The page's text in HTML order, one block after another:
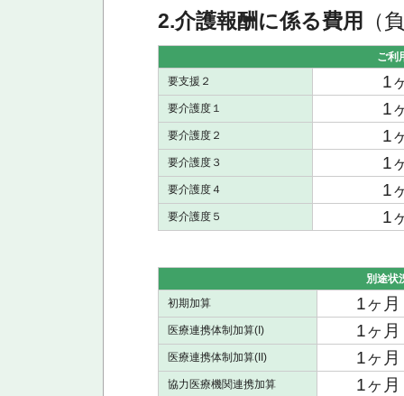
2.介護報酬に係る費用 （
ご利
要支援２
1
要介護度１ 1
要介護度２ 1
要介護度３ 1
要介護度４ 1
要介護度５ 1
別途状
初期加算
1ヶ
医療連携体制加算(I) 1ヶ
医療連携体制加算(II) 1ヶ
協力医療機関連携加算 1ヶ